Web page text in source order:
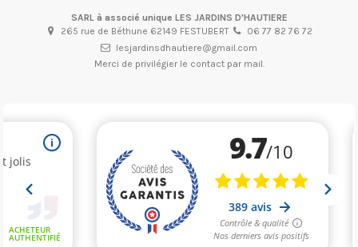
SARL à associé unique LES JARDINS D'HAUTIERE
265 rue de Béthune 62149 FESTUBERT
06 77 82 76 72
lesjardinsdhautiere@gmail.com
Merci de privilégier le contact par mail.